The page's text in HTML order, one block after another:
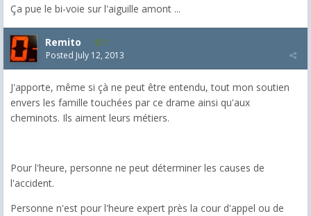
Ça pue le bi-voie sur l'aiguille amont ...
Remito 7
Posted July 12, 2013
J'apporte, même si çà ne peut être entendu, tout mon soutien
envers les famille touchées par ce drame ainsi qu'aux
cheminots. Ils aiment leurs métiers.
Pour l'heure, personne ne peut déterminer les causes de
l'accident.
Personne n'est pour l'heure expert près la cour d'appel ou de